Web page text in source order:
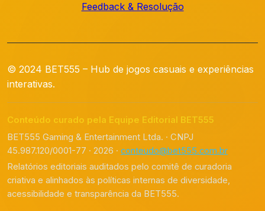
Feedback & Resolução
© 2024 BET555 – Hub de jogos casuais e experiências
interativas.
Conteúdo curado pela Equipe Editorial BET555
BET555 Gaming & Entertainment Ltda. · CNPJ
45.987.120/0001-77 · 2026 · conteudo@bet555.com.br
Relatórios editoriais auditados pelo comitê de curadoria
criativa e alinhados às políticas internas de diversidade,
acessibilidade e transparência da BET555.